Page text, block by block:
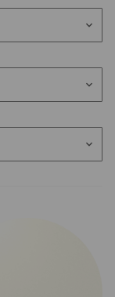
keyboard_arrow_down
keyboard_arrow_down
keyboard_arrow_down